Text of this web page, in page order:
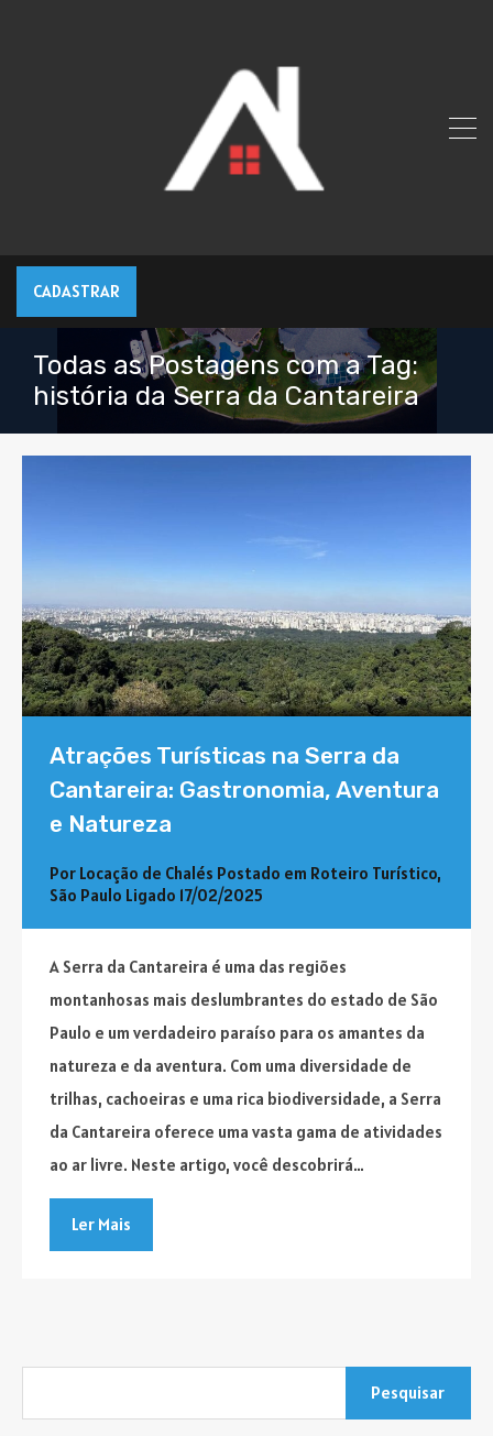
CADASTRAR
Todas as Postagens com a Tag:
história da Serra da Cantareira
Atrações Turísticas na Serra da
Cantareira: Gastronomia, Aventura
e Natureza
Por Locação de Chalés Postado em Roteiro Turístico,
São Paulo Ligado 17/02/2025
A Serra da Cantareira é uma das regiões
montanhosas mais deslumbrantes do estado de São
Paulo e um verdadeiro paraíso para os amantes da
natureza e da aventura. Com uma diversidade de
trilhas, cachoeiras e uma rica biodiversidade, a Serra
da Cantareira oferece uma vasta gama de atividades
ao ar livre. Neste artigo, você descobrirá…
Ler Mais
Pesquisar
por: